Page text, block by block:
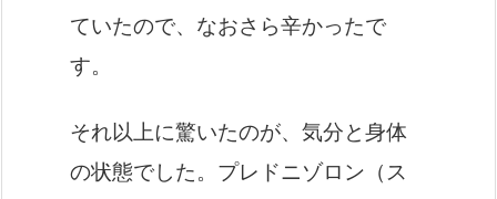
ていたので、なおさら辛かったで
す。
それ以上に驚いたのが、気分と身体
の状態でした。プレドニゾロン（ス